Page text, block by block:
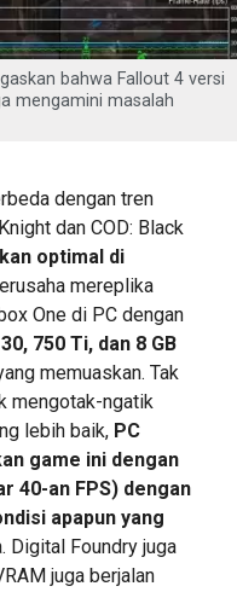
bahwa Fallout 4 versi
mengamini masalah
dengan tren
dan COD: Black
optimal di
mereplika
One di PC dengan
750 Ti, dan 8 GB
memuaskan. Tak
mengotak-ngatik
lebih baik, PC
game ini dengan
40-an FPS) dengan
apapun yang
Digital Foundry juga
juga berjalan